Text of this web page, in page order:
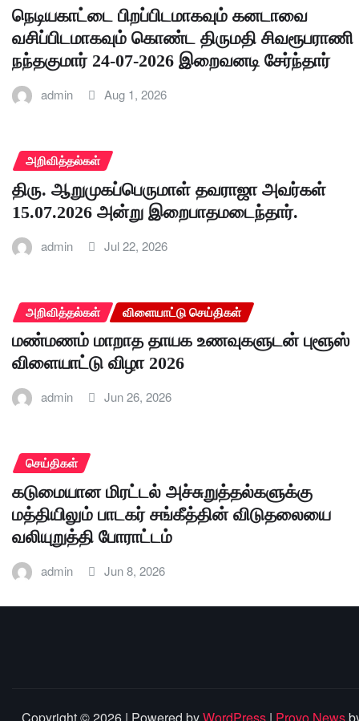
நெடியகாட்டை பிறப்பிடமாகவும் கனடாவை
வசிப்பிடமாகவும் கொண்ட திருமதி சிவரூபராணி
நந்தகுமார் 24-07-2026 இறைவனடி சேர்ந்தார்
admin Aug 1, 2026
அறிவித்தல்கள்
திரு. ஆறுமுகப்பெருமாள் தவராஜா அவர்கள்
15.07.2026 அன்று இறைபாதமடைந்தார்.
admin Jul 22, 2026
அறிவித்தல்கள் விளையாட்டு செய்திகள்
மண்மணம் மாறாத தாயக உணவுகளுடன் புளூஸ்
விளையாட்டு விழா 2026
admin Jun 26, 2026
செய்திகள்
கடுமையான மிரட்டல் அச்சுறுத்தல்களுக்கு
மத்தியிலும் பாடகர் சங்கீத்தின் விடுதலையை
வலியுறுத்தி போராட்டம்
admin Jun 8, 2026